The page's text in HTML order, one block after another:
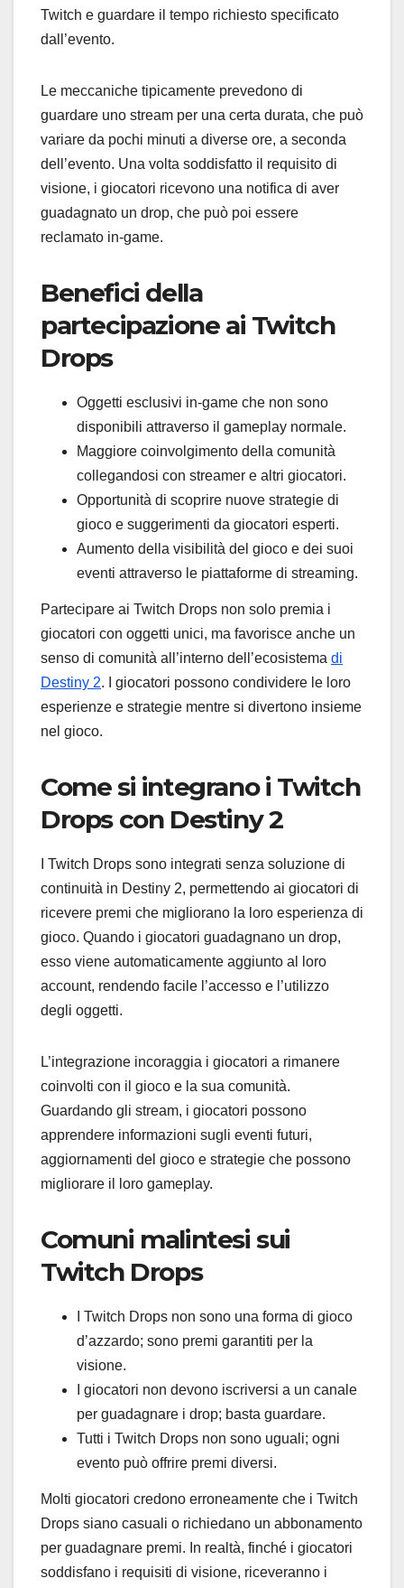
Twitch e guardare il tempo richiesto specificato
dall’evento.
Le meccaniche tipicamente prevedono di
guardare uno stream per una certa durata, che può
variare da pochi minuti a diverse ore, a seconda
dell’evento. Una volta soddisfatto il requisito di
visione, i giocatori ricevono una notifica di aver
guadagnato un drop, che può poi essere
reclamato in-game.
Benefici della
partecipazione ai Twitch
Drops
Oggetti esclusivi in-game che non sono
disponibili attraverso il gameplay normale.
Maggiore coinvolgimento della comunità
collegandosi con streamer e altri giocatori.
Opportunità di scoprire nuove strategie di
gioco e suggerimenti da giocatori esperti.
Aumento della visibilità del gioco e dei suoi
eventi attraverso le piattaforme di streaming.
Partecipare ai Twitch Drops non solo premia i
giocatori con oggetti unici, ma favorisce anche un
senso di comunità all’interno dell’ecosistema di
Destiny 2. I giocatori possono condividere le loro
esperienze e strategie mentre si divertono insieme
nel gioco.
Come si integrano i Twitch
Drops con Destiny 2
I Twitch Drops sono integrati senza soluzione di
continuità in Destiny 2, permettendo ai giocatori di
ricevere premi che migliorano la loro esperienza di
gioco. Quando i giocatori guadagnano un drop,
esso viene automaticamente aggiunto al loro
account, rendendo facile l’accesso e l’utilizzo
degli oggetti.
L’integrazione incoraggia i giocatori a rimanere
coinvolti con il gioco e la sua comunità.
Guardando gli stream, i giocatori possono
apprendere informazioni sugli eventi futuri,
aggiornamenti del gioco e strategie che possono
migliorare il loro gameplay.
Comuni malintesi sui
Twitch Drops
I Twitch Drops non sono una forma di gioco
d’azzardo; sono premi garantiti per la
visione.
I giocatori non devono iscriversi a un canale
per guadagnare i drop; basta guardare.
Tutti i Twitch Drops non sono uguali; ogni
evento può offrire premi diversi.
Molti giocatori credono erroneamente che i Twitch
Drops siano casuali o richiedano un abbonamento
per guadagnare premi. In realtà, finché i giocatori
soddisfano i requisiti di visione, riceveranno i